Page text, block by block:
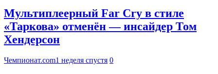
Мультиплеерный Far Cry в стиле
«Таркова» отменён — инсайдер Том
Хендерсон
Чемпионат.com1 неделя спустя 0